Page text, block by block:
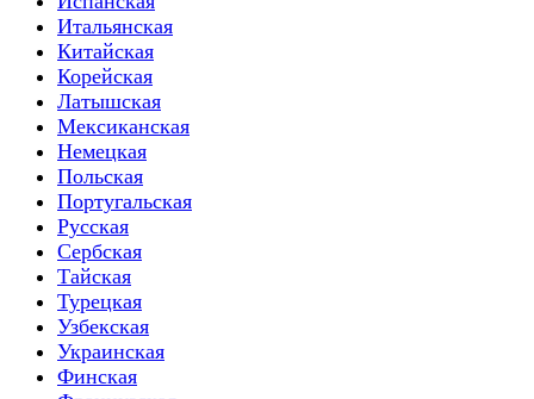
Итальянская
Китайская
Корейская
Латышская
Мексиканская
Немецкая
Польская
Португальская
Русская
Сербская
Тайская
Турецкая
Узбекская
Украинская
Финская